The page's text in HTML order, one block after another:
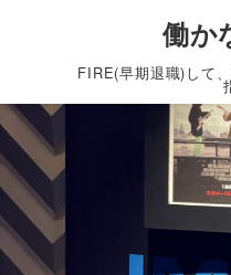
働か
FIRE(早期退職)して